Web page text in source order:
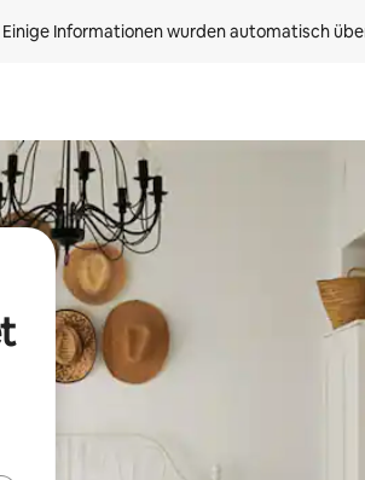
Einige Informationen wurden automatisch